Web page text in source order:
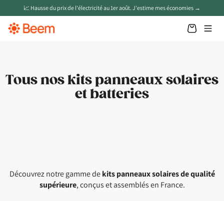
📈 Hausse du prix de l'électricité au 1er août. J'estime mes économies →
Panneaux solaires en toiture
Batteries solaires
Aide et savoir
Tous nos kits panneaux solaires
et batteries
Découvrez notre gamme dekits panneaux solaires de qualité
supérieure, conçus et assemblés en France.